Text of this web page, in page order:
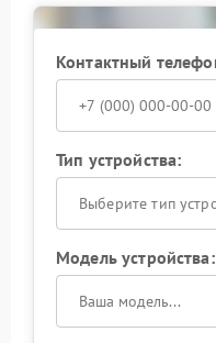
позволяет вернуть
кофемашины.
Контактный
Тип устройства:
Выберите тип
Модель устройства: